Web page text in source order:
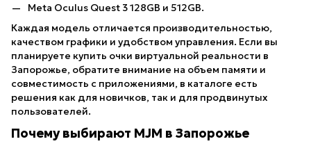
Meta Oculus Quest 3 128GB и 512GB.
Каждая модель отличается производительностью,
качеством графики и удобством управления. Если вы
планируете купить очки виртуальной реальности в
Запорожье, обратите внимание на объем памяти и
совместимость с приложениями, в каталоге есть
решения как для новичков, так и для продвинутых
пользователей.
Почему выбирают MJM в Запорожье